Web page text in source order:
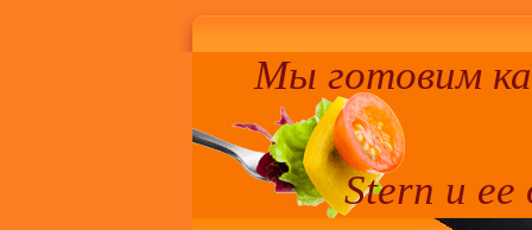
Мы готовим
Stern и ее